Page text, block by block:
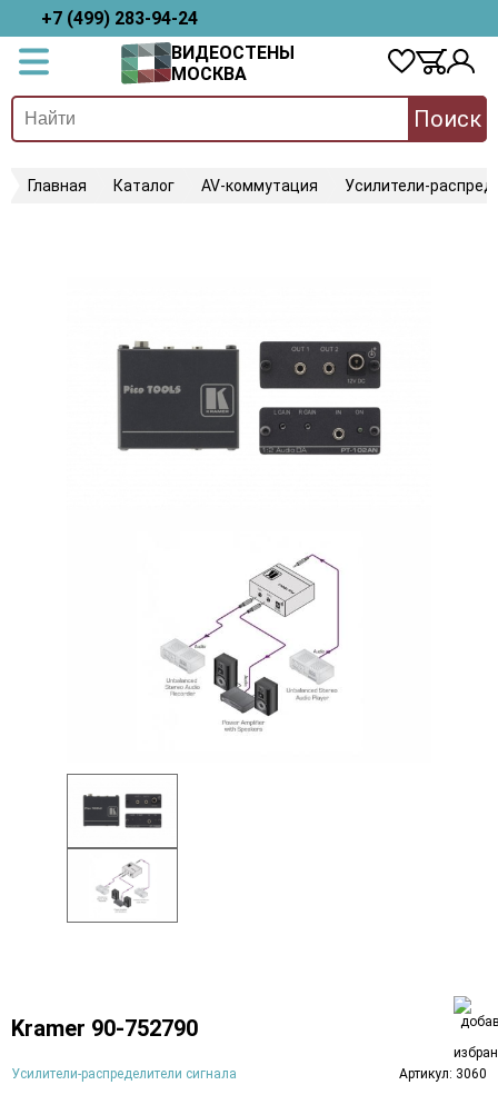
+7 (499) 283-94-24
ВИДЕОСТЕНЫ
МОСКВА
Поиск
Главная Каталог AV-коммутация Усилители-
Kramer 90-752790
Усилители-распределители сигнала Артикул: 3060